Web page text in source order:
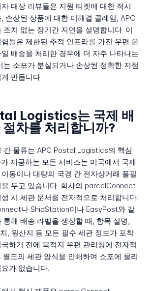
대상 리뷰들은 지원 티켓에 대한 적시
손상된 상품에 대한 미해결 클레임, APC
조치 없는 장기간 지연을 설명합니다. 이
들은 제한된 추적 인프라를 가진 우편 운
배송을 처리한 경우에 더 자주 나타나는
는 소포가 분실되거나 손상된 정확한 지점
만듭니다.
Logistics는 국제 배
차를 처리합니까?
간 물류는 APC Postal Logistics의 핵심
제공하는 모든 서비스는 미국에서 국제
동이나 대량의 국경 간 전자상거래 풀필
두고 있습니다. 회사의 parcelConnect
시 세관 문서를 전자적으로 처리합니다.
나 ShipStation이나 EasyPost와 같
통해 배송 라벨을 생성할 때, 항목 설명,
, 원산지 등 모든 필수 세관 정보가 포착
하기 전에 목적지 우편 관리청에 전자적
별도의 세관 양식을 인쇄하여 소포에 물리
가 없습니다.